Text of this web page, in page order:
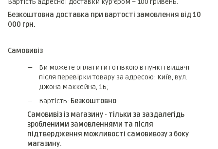
Вартість адресної доставки кур'єром – 100 гривень.
Безкоштовна доставка при вартості замовлення від 10
000 грн.
Самовивіз
Ви можете оплатити готівкою в пункті видачі
після перевірки товару за адресою: Київ, вул.
Джона Маккейна, 1Б;
Вартість: Безкоштовно
Самовивіз із магазину - тільки за заздалегідь
зробленими замовленнями та після
підтвердження можливості самовивозу з боку
магазину.